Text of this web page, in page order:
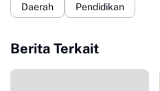
Daerah Pendidikan
Berita Terkait